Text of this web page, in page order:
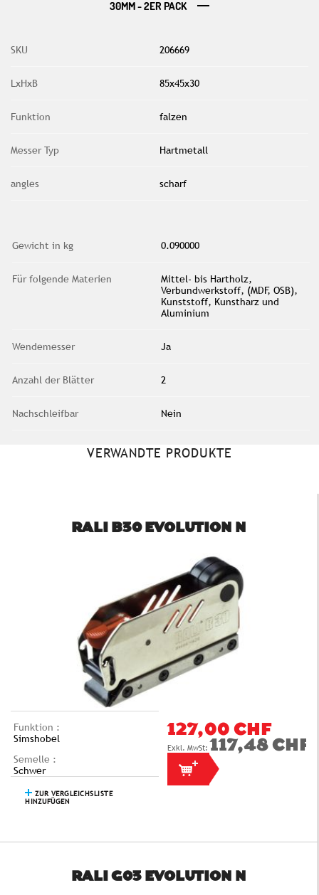
30MM - 2ER PACK
SKU 206669
LxHxB 85x45x30
Funktion falzen
Messer Typ Hartmetall
angles scharf
Gewicht in kg 0.090000
Für folgende Materien
Mittel- bis Hartholz,
Verbundwerkstoff, (MDF, OSB),
Kunststoff, Kunstharz und
Aluminium
Wendemesser Ja
Anzahl der Blätter 2
Nachschleifbar Nein
VERWANDTE PRODUKTE
RALI B30 EVOLUTION N
Funktion :
Simshobel
Semelle :
Schwer
ZUR VERGLEICHSLISTE
HINZUFÜGEN
127,00 CHF
117,48 CHF
RALI G03 EVOLUTION N